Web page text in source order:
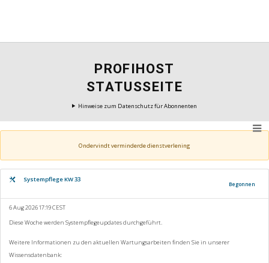
PROFIHOST
STATUSSEITE
Hinweise zum Datenschutz für Abonnenten
Ondervindt verminderde dienstverlening
Systempflege KW 33
Begonnen
6 Aug 2026 17:19 CEST
Diese Woche werden Systempflegeupdates durchgeführt.
Weitere Informationen zu den aktuellen Wartungsarbeiten finden Sie in unserer
Wissensdatenbank: